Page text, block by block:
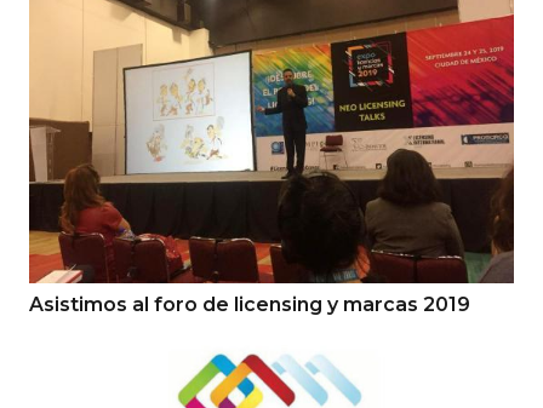
Asistimos al foro de licensing y marcas 2019